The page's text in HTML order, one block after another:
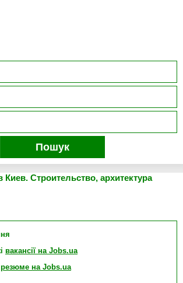
Пошук
Киев. Строительство, архитектура
вакансії на Jobs.ua
резюме на Jobs.ua